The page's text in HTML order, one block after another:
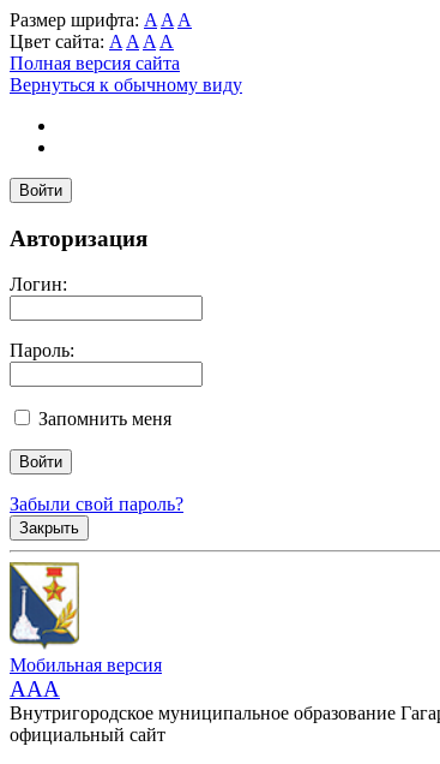
Размер шрифта: A A A
Цвет сайта: A A A A
Полная версия сайта
Вернуться к обычному виду
Войти
Авторизация
Логин:
Пароль:
Запомнить меня
Забыли свой пароль?
Закрыть
Мобильная версия
AAA
Внутригородское муниципальное образование
официальный сайт